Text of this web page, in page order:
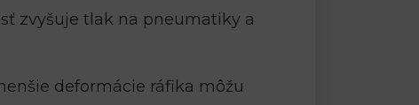
zvyšuje tlak na pneumatiky a
deformácie ráfika môžu